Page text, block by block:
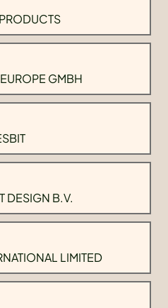
GMBH
DESIGN B.V.
LIMITED